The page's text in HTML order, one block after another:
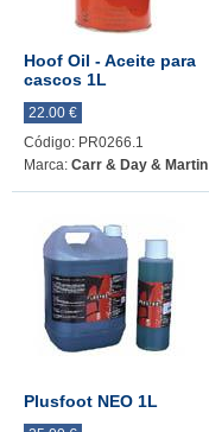
Hoof Oil - Aceite para
cascos 1L
22.00 €
Código: PR0266.1
Marca: Carr & Day & Martin
Plusfoot NEO 1L